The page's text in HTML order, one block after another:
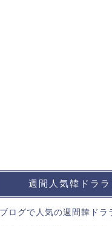
週間人気韓ドラ
ログで人気の週間韓ドラ